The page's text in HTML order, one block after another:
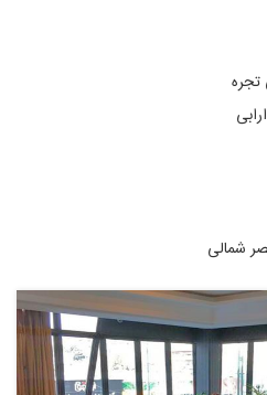
تجره
شمالی